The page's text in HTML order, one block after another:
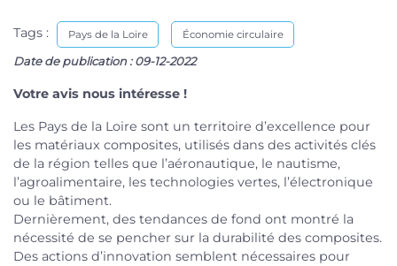
Tags : Pays de la Loire Économie circulaire
Date de publication :09-12-2022
Votre avis nous intéresse !
Les Pays de la Loire sont un territoire d’excellence pour
les matériaux composites, utilisés dans des activités clés
de la région telles que l’aéronautique, le nautisme,
l’agroalimentaire, les technologies vertes, l’électronique
ou le bâtiment.
Dernièrement, des tendances de fond ont montré la
nécessité de se pencher sur la durabilité des composites.
Des actions d’innovation semblent nécessaires pour